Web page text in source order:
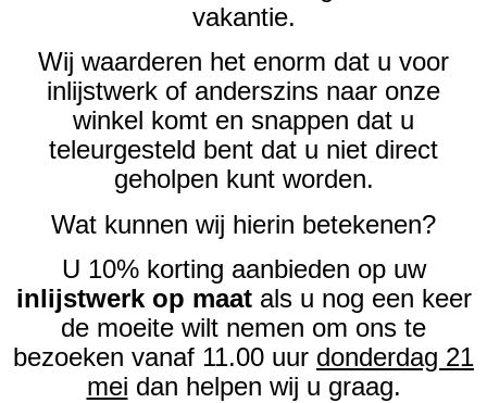
vakantie.
Wij waarderen het enorm dat u voor
inlijstwerk of anderszins naar onze
winkel komt en snappen dat u
teleurgesteld bent dat u niet direct
geholpen kunt worden.
Wat kunnen wij hierin betekenen?
U 10% korting aanbieden op uw
inlijstwerk op maatals u nog een keer
de moeite wilt nemen om ons te
bezoeken vanaf 11.00 uur donderdag 21
mei dan helpen wij u graag.